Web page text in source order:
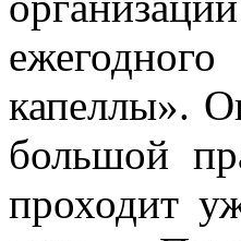
капеллы».
большой
проходит